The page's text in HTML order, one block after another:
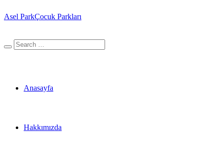
Asel ParkÇocuk Parkları
Anasayfa
Hakkımızda